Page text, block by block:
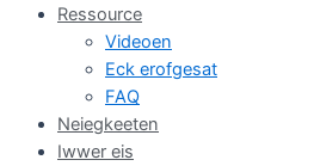
Ressource
Videoen
Eck erofgesat
FAQ
Neiegkeeten
Iwwer eis